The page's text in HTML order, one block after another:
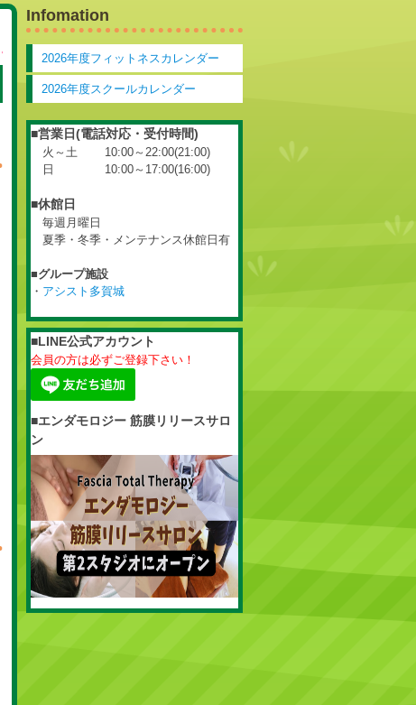
Infomation
2026年度フィットネスカレンダー
2026年度スクールカレンダー
■営業日(電話対応・受付時間)
火～土 10:00～22:00(21:00)
日 10:00～17:00(16:00)
■休館日
毎週月曜日
夏季・冬季・メンテナンス休館日有
■グループ施設
・ アシスト多賀城
■LINE公式アカウント
会員の方は必ずご登録下さい！
■エンダモロジー 筋膜リリースサロ
ン